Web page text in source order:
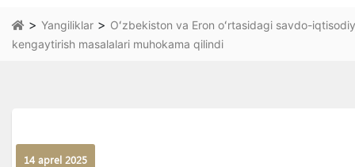
> Yangiliklar > Oʻzbekiston va Eron oʻrtasidagi savdo-
kengaytirish masalalari muhokama qilindi
14 aprel 2025